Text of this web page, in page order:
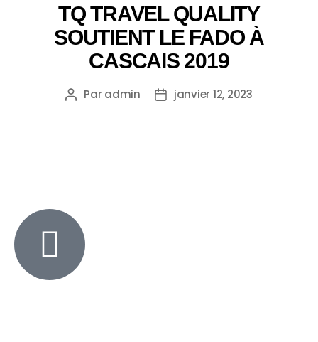
TQ TRAVEL QUALITY
SOUTIENT LE FADO À
CASCAIS 2019
Par admin janvier 12, 2023